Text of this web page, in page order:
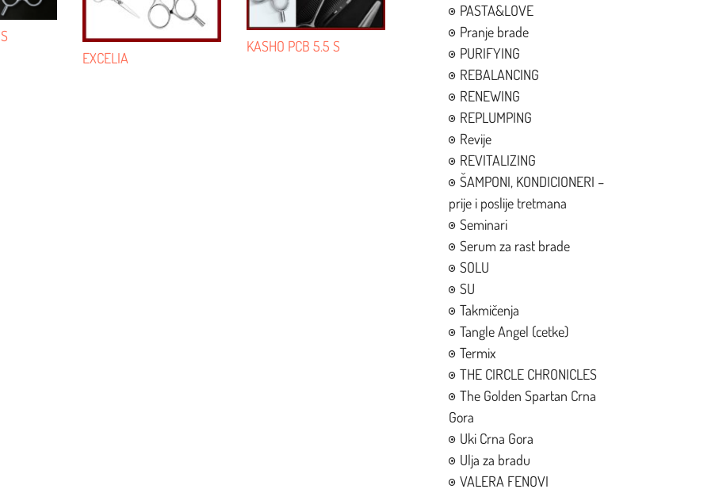
EXCELIA
KASHO PCB 5.5 S
PASTA&LOVE
Pranje brade
PURIFYING
REBALANCING
RENEWING
REPLUMPING
Revije
REVITALIZING
ŠAMPONI, KONDICIONERI –
prije i poslije tretmana
Seminari
Serum za rast brade
SOLU
SU
Takmičenja
Tangle Angel (cetke)
Termix
THE CIRCLE CHRONICLES
The Golden Spartan Crna
Gora
Uki Crna Gora
Ulja za bradu
VALERA FENOVI